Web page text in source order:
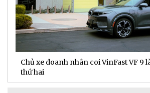
Chủ xe doanh nhân coi VinFast VF 9
thứ hai